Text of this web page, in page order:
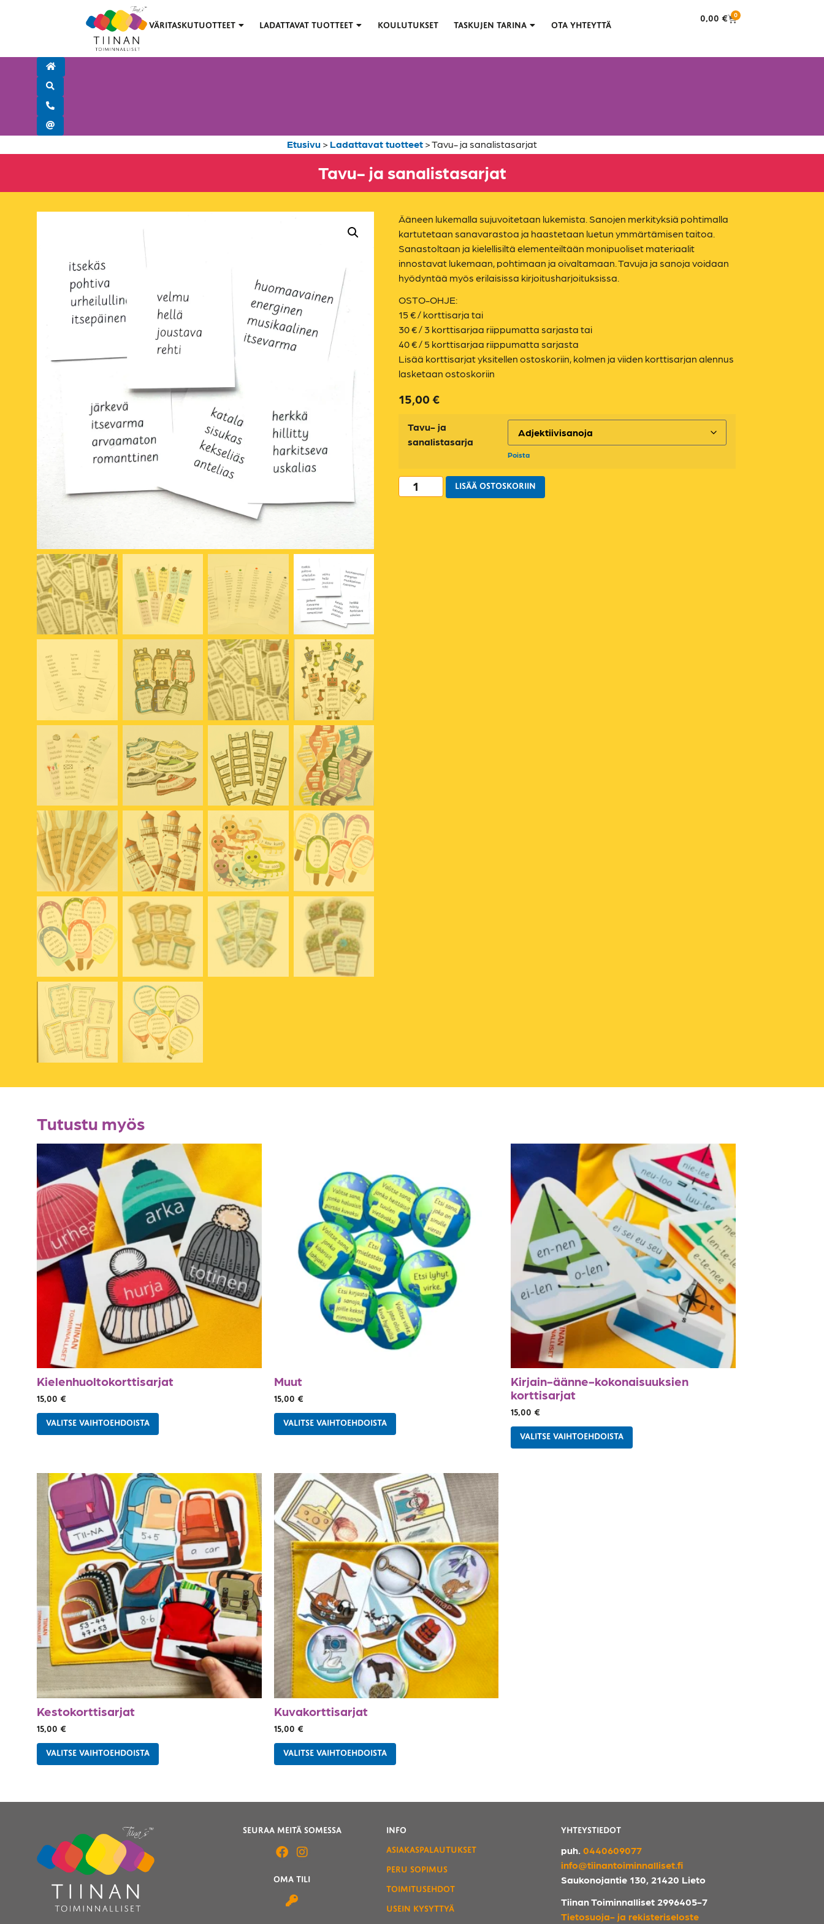
VÄRITASKUTUOTTEET LADATTAVAT TUOTTEET KOULUTUKSET TASKUJEN TARINA OTA YHTEYTTÄ
0,00 € 0
Etusivu > Ladattavat tuotteet >Tavu- ja sanalistasarjat
Tavu- ja sanalistasarjat
Ääneen lukemalla sujuvoitetaan lukemista. Sanojen merkityksiä pohtimalla
kartutetaan sanavarastoa ja haastetaan luetun ymmärtämisen taitoa.
Sanastoltaan ja kielellisiltä elementeiltään monipuoliset materiaalit
innostavat lukemaan, pohtimaan ja oivaltamaan. Tavuja ja sanoja voidaan
hyödyntää myös erilaisissa kirjoitusharjoituksissa.
OSTO-OHJE:
15 € / korttisarja tai
30 € / 3 korttisarjaa riippumatta sarjasta tai
40 € / 5 korttisarjaa riippumatta sarjasta
Lisää korttisarjat yksitellen ostoskoriin, kolmen ja viiden korttisarjan alennus
lasketaan ostoskoriin
15,00€
Tavu- ja
sanalistasarja
Poista
LISÄÄ OSTOSKORIIN
Tutustu myös
Kielenhuolto­korttisarjat
15,00 €
VALITSE VAIHTOEHDOISTA
Muut
15,00 €
VALITSE VAIHTOEHDOISTA
Kirjain-äänne-kokonaisuuksien
korttisarjat
15,00€
VALITSE VAIHTOEHDOISTA
Kestokorttisarjat
15,00 €
VALITSE VAIHTOEHDOISTA
Kuvakorttisarjat
15,00 €
VALITSE VAIHTOEHDOISTA
SEURAA MEITÄ SOMESSA
OMA TILI
INFO
ASIAKASPALAUTUKSET
PERU SOPIMUS
TOIMITUSEHDOT
USEIN KYSYTTYÄ
YHTEYSTIEDOT
puh. 0440609077
info@tiinantoiminnalliset.fi
Saukonojantie 130, 21420 Lieto
Tiinan Toiminnalliset 2996405-7
Tietosuoja- ja rekisteriseloste